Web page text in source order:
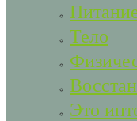
Тело
Это